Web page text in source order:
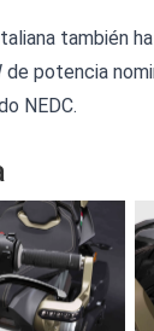
también
de potencia
NEDC.